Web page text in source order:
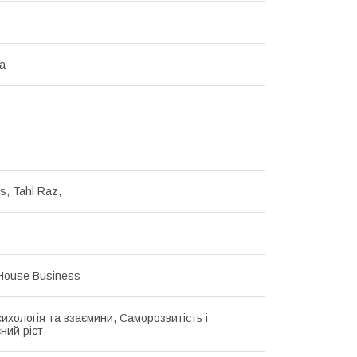
Tahl Raz,
Business
та взаємини, Саморозвитість і
ріст